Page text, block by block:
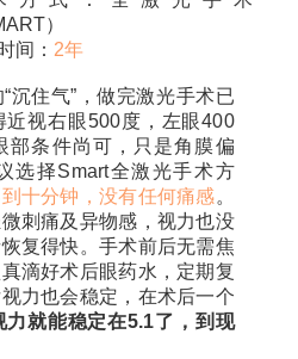
）
间： 2年
沉住气”，做完激光手术已
近视右眼500度，左眼400
部条件尚可，只是角膜偏
选择Smart全激光手术方
十分钟，没有任何痛感。
刺痛及异物感，视力也没
复得快。手术前后无需焦
滴好术后眼药水，定期复
力也会稳定，在术后一个
力就能稳定在5.1了，到现